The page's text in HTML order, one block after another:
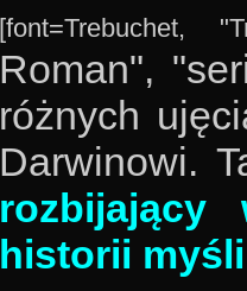
[font=Trebuchet,
Roman",
różnych
Darwinowi.
rozbijający
historii